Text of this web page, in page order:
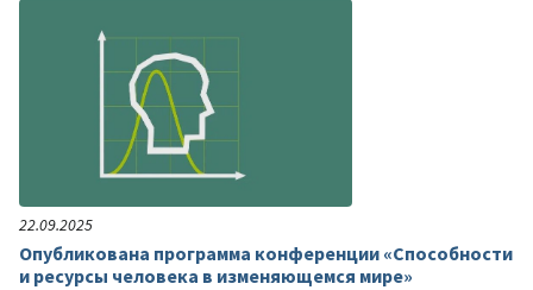
22.09.2025
Опубликована программа конференции «Способности
и ресурсы человека в изменяющемся мире»